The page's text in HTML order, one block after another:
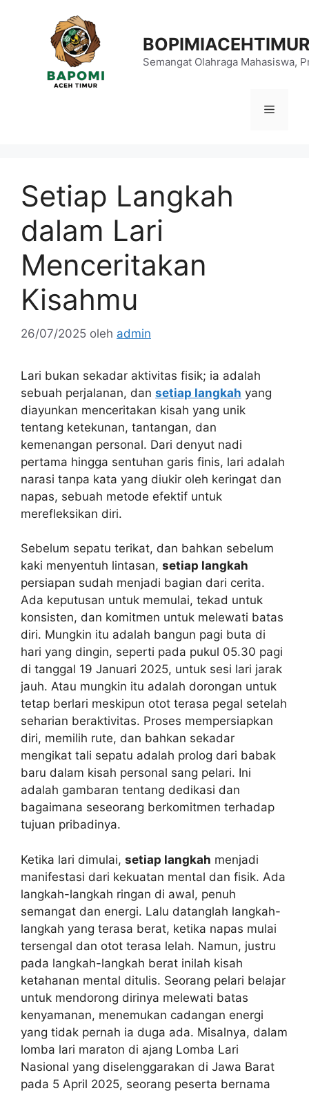
BOPIMIACEHTIMUR
Semangat Olahraga Mahasiswa,
Menu
Setiap Langkah
dalam Lari
Menceritakan
Kisahmu
26/07/2025 oleh admin
Lari bukan sekadar aktivitas fisik; ia adalah
sebuah perjalanan, dan setiap langkah yang
diayunkan menceritakan kisah yang unik
tentang ketekunan, tantangan, dan
kemenangan personal. Dari denyut nadi
pertama hingga sentuhan garis finis, lari adalah
narasi tanpa kata yang diukir oleh keringat dan
napas, sebuah metode efektif untuk
merefleksikan diri.
Sebelum sepatu terikat, dan bahkan sebelum
kaki menyentuh lintasan, setiap langkah
persiapan sudah menjadi bagian dari cerita.
Ada keputusan untuk memulai, tekad untuk
konsisten, dan komitmen untuk melewati batas
diri. Mungkin itu adalah bangun pagi buta di
hari yang dingin, seperti pada pukul 05.30 pagi
di tanggal 19 Januari 2025, untuk sesi lari jarak
jauh. Atau mungkin itu adalah dorongan untuk
tetap berlari meskipun otot terasa pegal setelah
seharian beraktivitas. Proses mempersiapkan
diri, memilih rute, dan bahkan sekadar
mengikat tali sepatu adalah prolog dari babak
baru dalam kisah personal sang pelari. Ini
adalah gambaran tentang dedikasi dan
bagaimana seseorang berkomitmen terhadap
tujuan pribadinya.
Ketika lari dimulai, setiap langkah menjadi
manifestasi dari kekuatan mental dan fisik. Ada
langkah-langkah ringan di awal, penuh
semangat dan energi. Lalu datanglah langkah-
langkah yang terasa berat, ketika napas mulai
tersengal dan otot terasa lelah. Namun, justru
pada langkah-langkah berat inilah kisah
ketahanan mental ditulis. Seorang pelari belajar
untuk mendorong dirinya melewati batas
kenyamanan, menemukan cadangan energi
yang tidak pernah ia duga ada. Misalnya, dalam
lomba lari maraton di ajang Lomba Lari
Nasional yang diselenggarakan di Jawa Barat
pada 5 April 2025, seorang peserta bernama